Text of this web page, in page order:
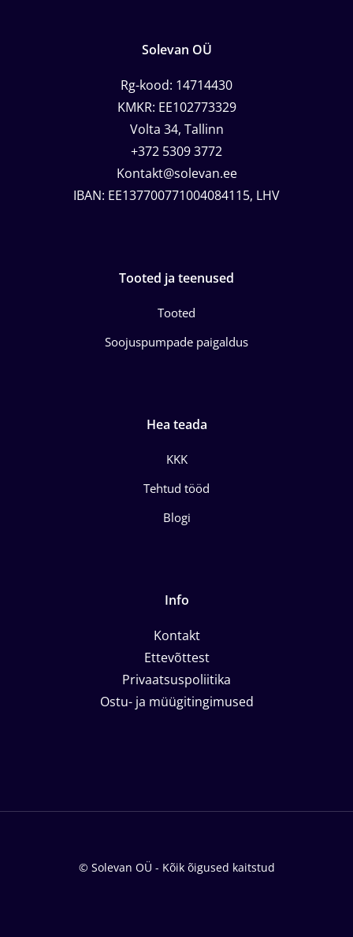
Solevan OÜ
Rg-kood: 14714430
KMKR: EE102773329
Volta 34, Tallinn
+372 5309 3772
Kontakt@solevan.ee
IBAN: EE137700771004084115, LHV
Tooted ja teenused
Tooted
Soojuspumpade paigaldus
Hea teada
KKK
Tehtud tööd
Blogi
Info
Kontakt
Ettevõttest
Privaatsuspoliitika
Ostu- ja müügitingimused
© Solevan OÜ - Kõik õigused kaitstud